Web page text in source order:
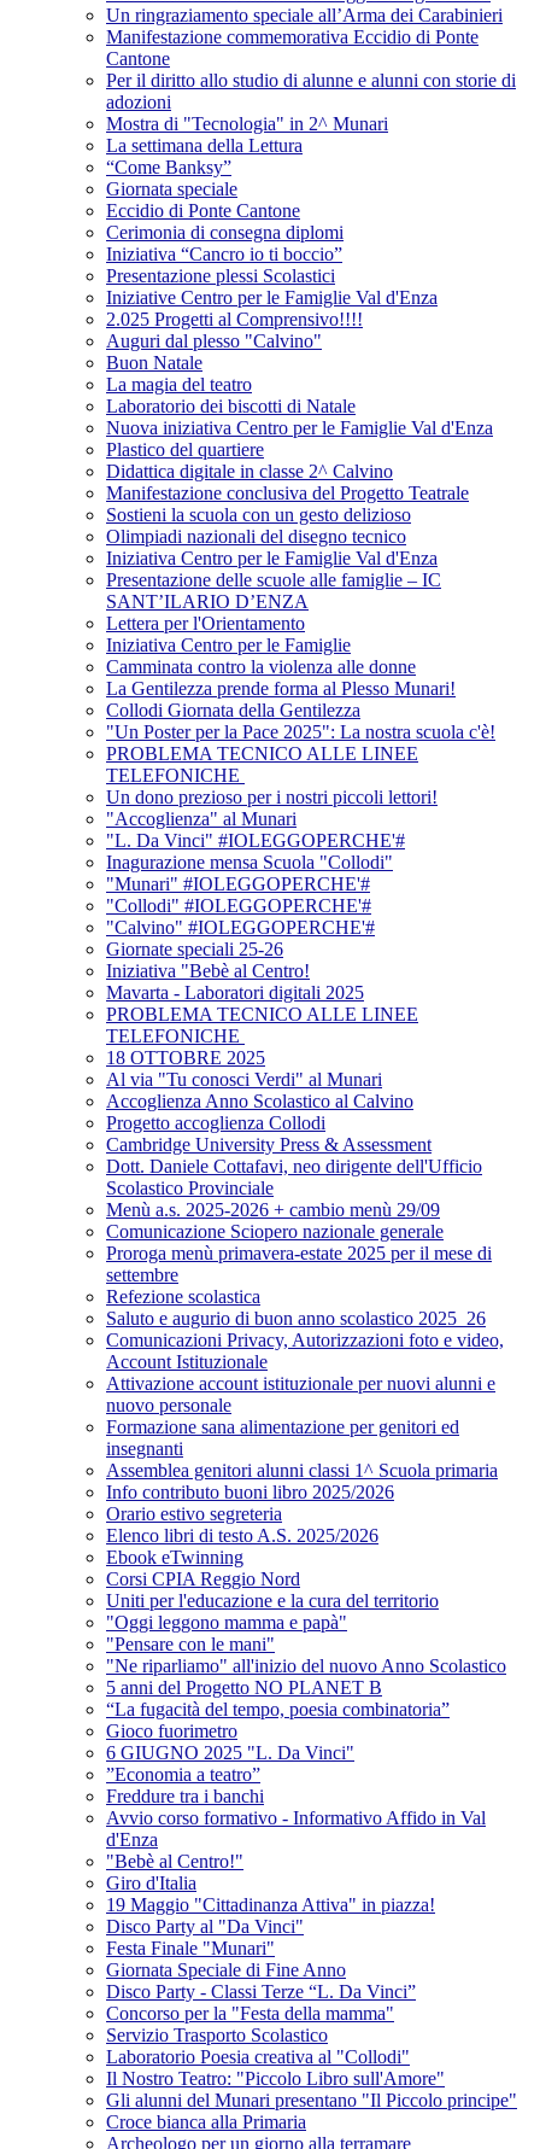
Un ringraziamento speciale all’Arma dei Carabinieri
Manifestazione commemorativa Eccidio di Ponte
Cantone
Per il diritto allo studio di alunne e alunni con storie di
adozioni
Mostra di "Tecnologia" in 2^ Munari
La settimana della Lettura
“Come Banksy”
Giornata speciale
Eccidio di Ponte Cantone
Cerimonia di consegna diplomi
Iniziativa “Cancro io ti boccio”
Presentazione plessi Scolastici
Iniziative Centro per le Famiglie Val d'Enza
2.025 Progetti al Comprensivo!!!!
Auguri dal plesso "Calvino"
Buon Natale
La magia del teatro
Laboratorio dei biscotti di Natale
Nuova iniziativa Centro per le Famiglie Val d'Enza
Plastico del quartiere
Didattica digitale in classe 2^ Calvino
Manifestazione conclusiva del Progetto Teatrale
Sostieni la scuola con un gesto delizioso
Olimpiadi nazionali del disegno tecnico
Iniziativa Centro per le Famiglie Val d'Enza
Presentazione delle scuole alle famiglie – IC
SANT’ILARIO D’ENZA
Lettera per l'Orientamento
Iniziativa Centro per le Famiglie
Camminata contro la violenza alle donne
La Gentilezza prende forma al Plesso Munari!
Collodi Giornata della Gentilezza
"Un Poster per la Pace 2025": La nostra scuola c'è!
PROBLEMA TECNICO ALLE LINEE
TELEFONICHE
Un dono prezioso per i nostri piccoli lettori!
"Accoglienza" al Munari
"L. Da Vinci" #IOLEGGOPERCHE'#
Inagurazione mensa Scuola "Collodi"
"Munari" #IOLEGGOPERCHE'#
"Collodi" #IOLEGGOPERCHE'#
"Calvino" #IOLEGGOPERCHE'#
Giornate speciali 25-26
Iniziativa "Bebè al Centro!
Mavarta - Laboratori digitali 2025
PROBLEMA TECNICO ALLE LINEE
TELEFONICHE
18 OTTOBRE 2025
Al via "Tu conosci Verdi" al Munari
Accoglienza Anno Scolastico al Calvino
Progetto accoglienza Collodi
Cambridge University Press & Assessment
Dott. Daniele Cottafavi, neo dirigente dell'Ufficio
Scolastico Provinciale
Menù a.s. 2025-2026 + cambio menù 29/09
Comunicazione Sciopero nazionale generale
Proroga menù primavera-estate 2025 per il mese di
settembre
Refezione scolastica
Saluto e augurio di buon anno scolastico 2025_26
Comunicazioni Privacy, Autorizzazioni foto e video,
Account Istituzionale
Attivazione account istituzionale per nuovi alunni e
nuovo personale
Formazione sana alimentazione per genitori ed
insegnanti
Assemblea genitori alunni classi 1^ Scuola primaria
Info contributo buoni libro 2025/2026
Orario estivo segreteria
Elenco libri di testo A.S. 2025/2026
Ebook eTwinning
Corsi CPIA Reggio Nord
Uniti per l'educazione e la cura del territorio
"Oggi leggono mamma e papà"
"Pensare con le mani"
"Ne riparliamo" all'inizio del nuovo Anno Scolastico
5 anni del Progetto NO PLANET B
“La fugacità del tempo, poesia combinatoria”
Gioco fuorimetro
6 GIUGNO 2025 "L. Da Vinci"
”Economia a teatro”
Freddure tra i banchi
Avvio corso formativo - Informativo Affido in Val
d'Enza
"Bebè al Centro!"
Giro d'Italia
19 Maggio "Cittadinanza Attiva" in piazza!
Disco Party al "Da Vinci"
Festa Finale "Munari"
Giornata Speciale di Fine Anno
Disco Party - Classi Terze “L. Da Vinci”
Concorso per la "Festa della mamma"
Servizio Trasporto Scolastico
Laboratorio Poesia creativa al "Collodi"
Il Nostro Teatro: "Piccolo Libro sull'Amore"
Gli alunni del Munari presentano "Il Piccolo principe"
Croce bianca alla Primaria
Archeologo per un giorno alla terramare